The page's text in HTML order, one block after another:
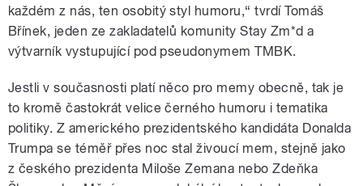
každém z nás, ten osobitý styl humoru,“ tvrdí Tomáš
Břínek, jeden ze zakladatelů komunity Stay Zm*d a
výtvarník vystupující pod pseudonymem TMBK.
Jestli v současnosti platí něco pro memy obecně, tak je
to kromě častokrát velice černého humoru i tematika
politiky. Z amerického prezidentského kandidáta Donalda
Trumpa se téměř přes noc stal živoucí mem, stejně jako
z českého prezidenta Miloše Zemana nebo Zdeňka